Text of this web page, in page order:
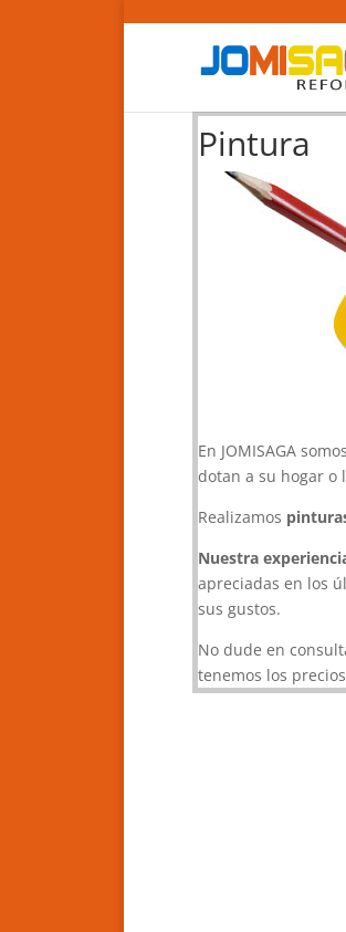
Pintura
En JOMISAGA
dotan a su hogar o
Realizamos
Nuestra
apreciadas en los
sus gustos.
No dude en
tenemos los